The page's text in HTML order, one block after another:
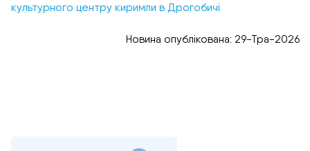
культурного центру киримли в Дрогобичі
Новина опублікована: 29-Тра-2026